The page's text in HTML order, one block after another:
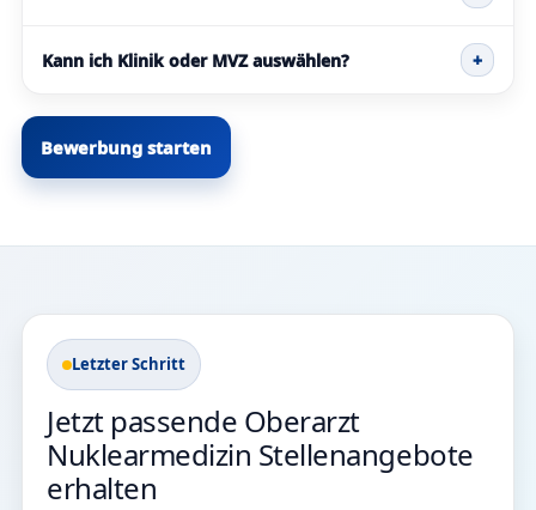
Kann ich Klinik oder MVZ auswählen? +
Bewerbung starten
Letzter Schritt
Jetzt passende Oberarzt
Nuklearmedizin Stellenangebote
erhalten